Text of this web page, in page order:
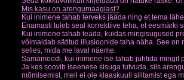
Mis kasu on arengumaagiast?
Kui inimene tahab terveks jääda ning et tema
Enamasti tuleb seal korrektiive teha, et eesmärki
Kui inimene tahab teada, kuidas mingisugused
võimaldab sätitud illusioonide taha näha. See on
selles, mida me laval näeme.
Samamoodi, kui inimene ise tahab juhtida mingit
Ja kes soovib iseenese sisuga tutvuda, siis
mõmisemist, meil ei ole klaaskuuli silitamist ega